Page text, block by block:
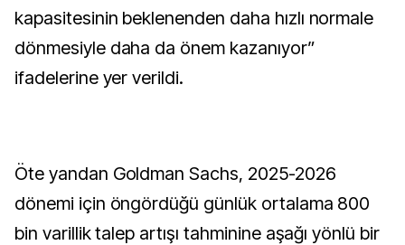
kapasitesinin beklenenden daha hızlı normale
dönmesiyle daha da önem kazanıyor”
ifadelerine yer verildi.
Öte yandan Goldman Sachs, 2025-2026
dönemi için öngördüğü günlük ortalama 800
bin varillik talep artışı tahminine aşağı yönlü bir